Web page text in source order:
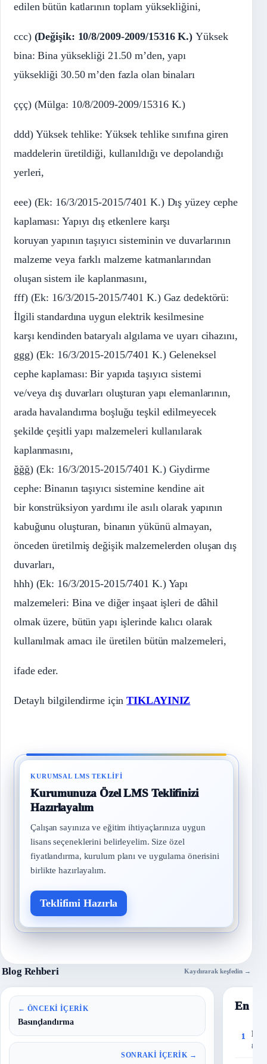
edilen bütün katlarının toplam yüksekliğini,
ccc) (Değişik: 10/8/2009-2009/15316 K.) Yüksek
bina: Bina yüksekliği 21.50 m’den, yapı
yüksekliği 30.50 m’den fazla olan binaları
ççç) (Mülga: 10/8/2009-2009/15316 K.)
ddd) Yüksek tehlike: Yüksek tehlike sınıfına giren
maddelerin üretildiği, kullanıldığı ve depolandığı
yerleri,
eee) (Ek: 16/3/2015-2015/7401 K.) Dış yüzey cephe
kaplaması: Yapıyı dış etkenlere karşı
koruyan yapının taşıyıcı sisteminin ve duvarlarının
malzeme veya farklı malzeme katmanlarından
oluşan sistem ile kaplanmasını,
fff) (Ek: 16/3/2015-2015/7401 K.) Gaz dedektörü:
İlgili standardına uygun elektrik kesilmesine
karşı kendinden bataryalı algılama ve uyarı cihazını,
ggg) (Ek: 16/3/2015-2015/7401 K.) Geleneksel
cephe kaplaması: Bir yapıda taşıyıcı sistemi
ve/veya dış duvarları oluşturan yapı elemanlarının,
arada havalandırma boşluğu teşkil edilmeyecek
şekilde çeşitli yapı malzemeleri kullanılarak
kaplanmasını,
ğğğ) (Ek: 16/3/2015-2015/7401 K.) Giydirme
cephe: Binanın taşıyıcı sistemine kendine ait
bir konstrüksiyon yardımı ile asılı olarak yapının
kabuğunu oluşturan, binanın yükünü almayan,
önceden üretilmiş değişik malzemelerden oluşan dış
duvarları,
hhh) (Ek: 16/3/2015-2015/7401 K.) Yapı
malzemeleri: Bina ve diğer inşaat işleri de dâhil
olmak üzere, bütün yapı işlerinde kalıcı olarak
kullanılmak amacı ile üretilen bütün malzemeleri,
ifade eder.
Detaylı bilgilendirme içinTIKLAYINIZ
KURUMSAL LMS TEKLIFI
Kurumunuza Özel LMS Teklifinizi
Hazırlayalım
Çalışan sayınıza ve eğitim ihtiyaçlarınıza uygun
lisans seçeneklerini belirleyelim. Size özel
fiyatlandırma, kurulum planı ve uygulama önerisini
birlikte hazırlayalım.
Teklifimi Hazırla
Blog Rehberi Kaydırarak keşfedin →
← ÖNCEKI İÇERIK
Basınçlandırma
SONRAKI İÇERIK →
En
1
8